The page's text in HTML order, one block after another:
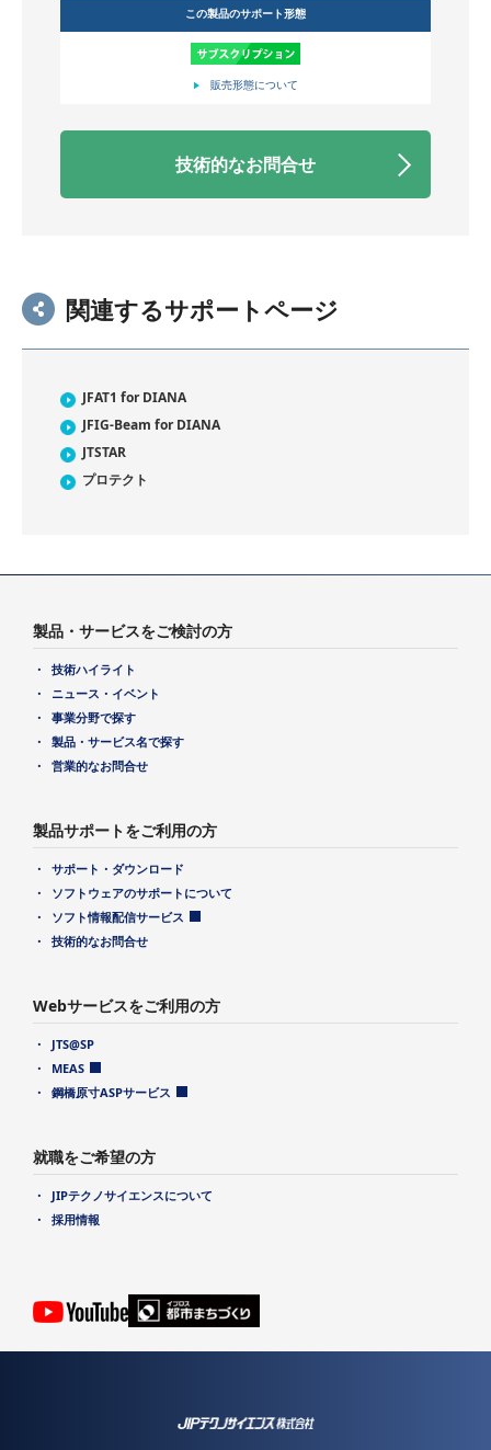
この製品のサポート形態
販売形態について
技術的なお問合せ
関連するサポートページ
JFAT1 for DIANA
JFIG-Beam for DIANA
JTSTAR
プロテクト
製品・サービスをご検討の方
技術ハイライト
ニュース・イベント
事業分野で探す
製品・サービス名で探す
営業的なお問合せ
製品サポートをご利用の方
サポート・ダウンロード
ソフトウェアのサポートについて
ソフト情報配信サービス
技術的なお問合せ
Webサービスをご利用の方
JTS@SP
MEAS
鋼橋原寸ASPサービス
就職をご希望の方
JIPテクノサイエンスについて
採用情報